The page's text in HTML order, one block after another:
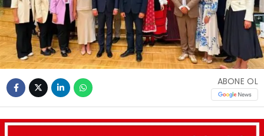
ABONE OL